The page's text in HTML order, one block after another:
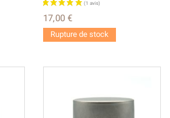
17,00 €
Rupture de stock